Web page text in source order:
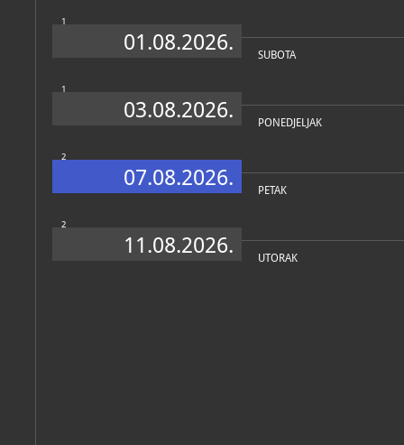
1
01.08.2026. SUBOTA
1
03.08.2026. PONEDJELJAK
2
07.08.2026. PETAK
2
11.08.2026. UTORAK